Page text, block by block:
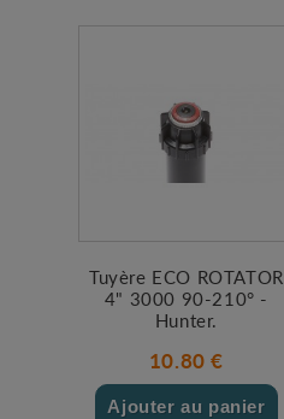
Tuyère ECO ROTATOR
4" 3000 90-210° -
Hunter.
10.80 €
Ajouter au panier